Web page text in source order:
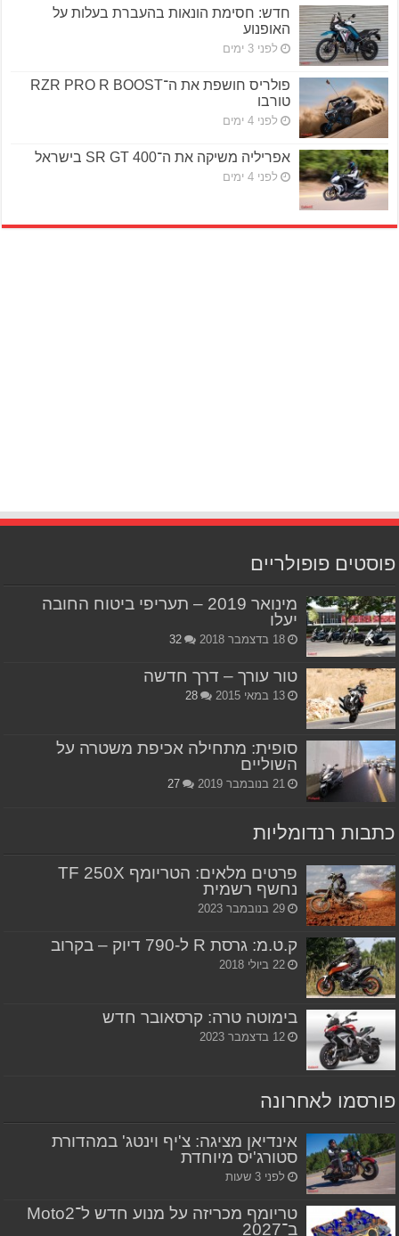
חדש: חסימת הונאות בהעברת בעלות על
האופנוע
לפני 3 ימים
פולריס חושפת את ה־RZR PRO R BOOST
טורבו
לפני 4 ימים
אפריליה משיקה את ה־SR GT 400 בישראל
לפני 4 ימים
פוסטים פופולריים
מינואר 2019 – תעריפי ביטוח החובה
יעלו
18 בדצמבר 2018 32
טור עורך – דרך חדשה
13 במאי 2015 28
סופית: מתחילה אכיפת משטרה על
השוליים
21 בנובמבר 2019 27
כתבות רנדומליות
פרטים מלאים: הטריומף TF 250X
נחשף רשמית
29 בנובמבר 2023
ק.ט.מ: גרסת R ל-790 דיוק – בקרוב
22 ביולי 2018
בימוטה טרה: קרסאובר חדש
12 בדצמבר 2023
פורסמו לאחרונה
אינדיאן מציגה: צ'יף וינטג' במהדורת
סטורג'יס מיוחדת
לפני 3 שעות
טריומף מכריזה על מנוע חדש ל־Moto2
ב־2027